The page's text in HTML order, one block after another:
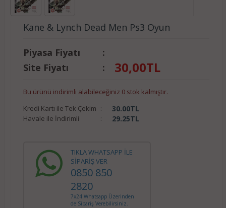
Kane & Lynch Dead Men Ps3 Oyun
Piyasa Fiyatı
:
Site Fiyatı
: 30,00TL
Bu ürünü indirimli alabileceğiniz 0 stok kalmıştır.
Kredi Kartı ile Tek Çekim : 30.00TL
Havale ile İndirimli : 29.25TL
TIKLA WHATSAPP İLE
SİPARİŞ VER
0850 850
2820
7x24 Whatsapp Üzerinden
de Sipariş Verebilirsiniz.